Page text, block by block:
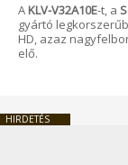
A KLV-V32A10E-t, a
gyártó
HD, azaz
elő.
HIRDETÉS